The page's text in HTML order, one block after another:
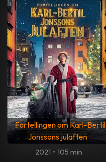
Fortellingen om Karl-Bertil
Jonssons julaften
2021 • 105 min